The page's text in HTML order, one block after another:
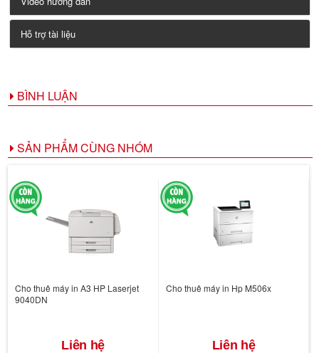
Hỗ trợ tài liệu
BÌNH LUẬN
SẢN PHẨM CÙNG NHÓM
Cho thuê máy in A3 HP Laserjet
9040DN
Liên hệ
Cho thuê máy in Hp M506x
Liên hệ